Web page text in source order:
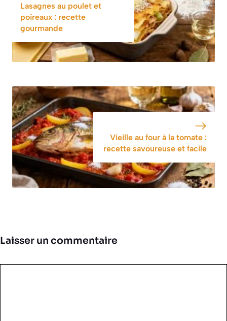
Lasagnes au poulet et
poireaux : recette
gourmande
Vieille au four à la tomate :
recette savoureuse et facile
Laisser un commentaire